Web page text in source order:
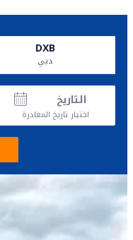
DXB
دبي
التاريخ
اختيار تاريخ المغادرة